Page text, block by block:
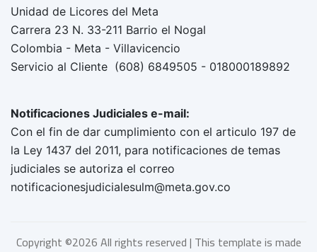
Unidad de Licores del Meta
Carrera 23 N. 33-211 Barrio el Nogal
Colombia - Meta - Villavicencio
Servicio al Cliente (608) 6849505 - 018000189892
Notificaciones Judiciales e-mail:
Con el fin de dar cumplimiento con el articulo 197 de
la Ley 1437 del 2011, para notificaciones de temas
judiciales se autoriza el correo
notificacionesjudicialesulm@meta.gov.co
Copyright ©2026 All rights reserved | This template is made